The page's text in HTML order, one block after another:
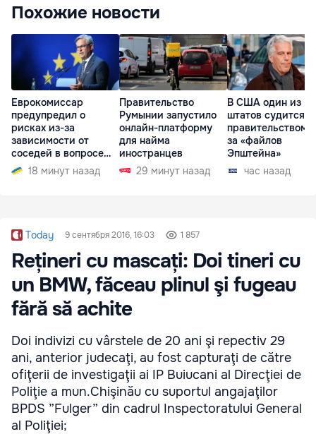
Похожие новости
Еврокомиссар
предупредил о
рисках из-за
зависимости от
соседей в вопросе
границ18 минут назад
Правительство
Румынии запустило
онлайн-платформу
для найма
иностранцев
29 минут назад
В США один из
штатов судится с
правительством
за «файлов
Эпштейна»
час назад
Today 9 сентября 2016, 16:03 1 857
Rețineri cu mascați: Doi tineri cu
un BMW, făceau plinul şi fugeau
fără să achite
Doi indivizi cu vârstele de 20 ani şi repectiv 29
ani, anterior judecaţi, au fost capturaţi de către
ofiţerii de investigaţii ai IP Buiucani al Direcţiei de
Poliţie a mun.Chişinău cu suportul angajaţilor
BPDS ”Fulger” din cadrul Inspectoratului General
al Poliţiei;